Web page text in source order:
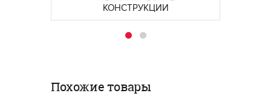
КОНСТРУКЦИИ
Похожие товары